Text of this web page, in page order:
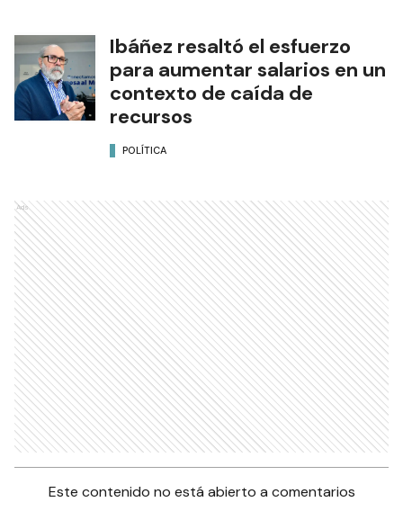
Ibáñez resaltó el esfuerzo
para aumentar salarios en un
contexto de caída de
recursos
POLÍTICA
Ads
Este contenido no está abierto a comentarios